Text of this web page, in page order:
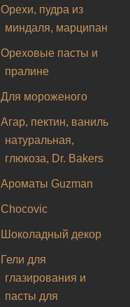
Орехи, пудра из
миндаля, марципан
Ореховые пасты и
пралине
Для мороженого
Агар, пектин, ваниль
натуральная,
глюкоза, Dr. Bakers
Ароматы Guzman
Chocovic
Шоколадный декор
Гели для
глазирования и
пасты для